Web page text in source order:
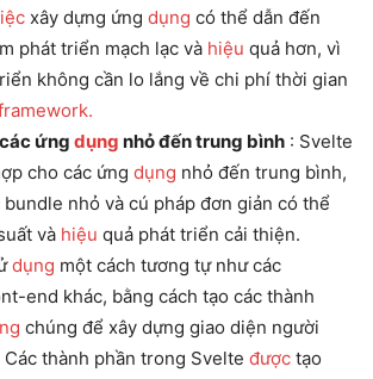
xây dựng ứng dụng có thể dẫn đến
phát triển mạch lạc và hiệu quả hơn, vì
không cần lo lắng về chi phí thời gian
ứng dụng nhỏ đến trung bình : Svelte
cho các ứng dụng nhỏ đến trung bình,
nhỏ và cú pháp đơn giản có thể
và hiệu quả phát triển cải thiện.
dụng một cách tương tự như các
end khác, bằng cách tạo các thành
chúng để xây dựng giao diện người
thành phần trong Svelte được tạo